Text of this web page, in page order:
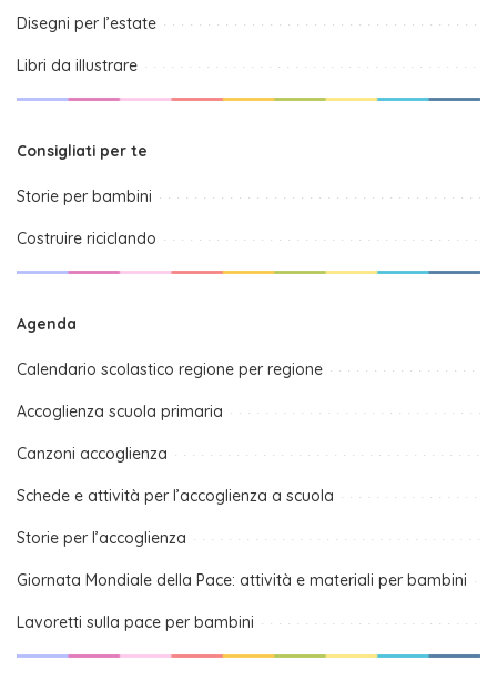
Disegni per l’estate
Libri da illustrare
Consigliati per te
Storie per bambini
Costruire riciclando
Agenda
Calendario scolastico regione per regione
Accoglienza scuola primaria
Canzoni accoglienza
Schede e attività per l’accoglienza a scuola
Storie per l’accoglienza
Giornata Mondiale della Pace: attività e materiali per bambini
Lavoretti sulla pace per bambini